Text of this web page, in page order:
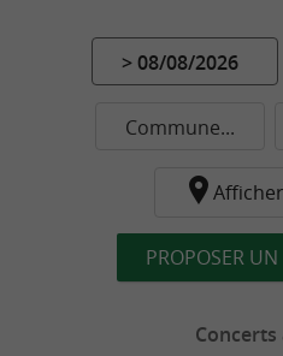
> 08/08/2026
Commune...
PROPOSER